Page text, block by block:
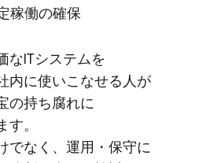
稼働の​確保
な​ITシステムを​
内に​使いこなせる​人が​
の​持ち腐れに​
す。​
でなく、​運用・保守に​